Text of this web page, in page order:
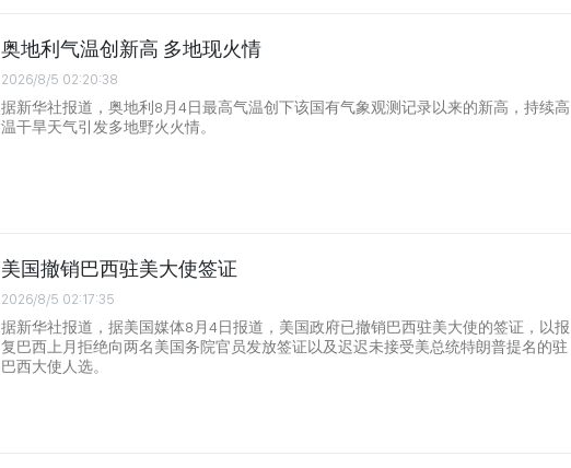
奥地利气温创新高 多地现火情
2026/8/5 02:20:38
据新华社报道，奥地利8月4日最高气温创下该国有气象观测记录以来的新高，持续高
温干旱天气引发多地野火火情。
美国撤销巴西驻美大使签证
2026/8/5 02:17:35
据新华社报道，据美国媒体8月4日报道，美国政府已撤销巴西驻美大使的签证，以报
复巴西上月拒绝向两名美国务院官员发放签证以及迟迟未接受美总统特朗普提名的驻
巴西大使人选。